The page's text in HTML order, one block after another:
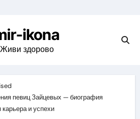
ikona
Живи здорово
певиц Зайцевых — биография
и успехи